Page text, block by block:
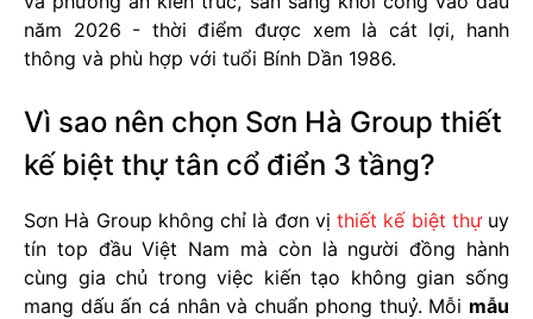
năm 2026 - thời điểm được xem là cát lợi, hanh
thông và phù hợp với tuổi Bính Dần 1986.
Vì sao nên chọn Sơn Hà Group thiết
kế biệt thự tân cổ điển 3 tầng?
Sơn Hà Group không chỉ là đơn vị thiết kế biệt thựuy
tín top đầu Việt Nam mà còn là người đồng hành
cùng gia chủ trong việc kiến tạo không gian sống
mang dấu ấn cá nhân và chuẩn phong thuỷ. Mỗi mẫu